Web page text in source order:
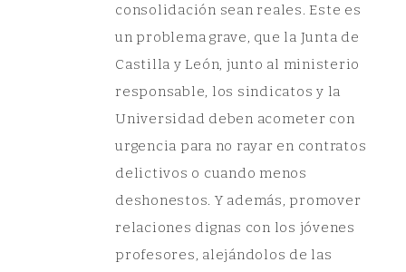
consolidación sean reales. Este es
un problema grave, que la Junta de
Castilla y León, junto al ministerio
responsable, los sindicatos y la
Universidad deben acometer con
urgencia para no rayar en contratos
delictivos o cuando menos
deshonestos. Y además, promover
relaciones dignas con los jóvenes
profesores, alejándolos de las